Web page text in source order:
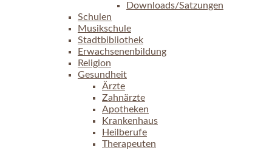
Downloads/Satzungen
Schulen
Musikschule
Stadtbibliothek
Erwachsenenbildung
Religion
Gesundheit
Ärzte
Zahnärzte
Apotheken
Krankenhaus
Heilberufe
Therapeuten